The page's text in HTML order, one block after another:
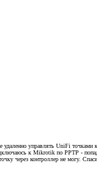
управлять UniFi точками
к Mikrotik по PPTP -
через контроллер не могу.